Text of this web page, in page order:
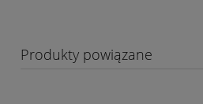
Produkty powiązane